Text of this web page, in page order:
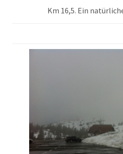
Km 16,5. Ein